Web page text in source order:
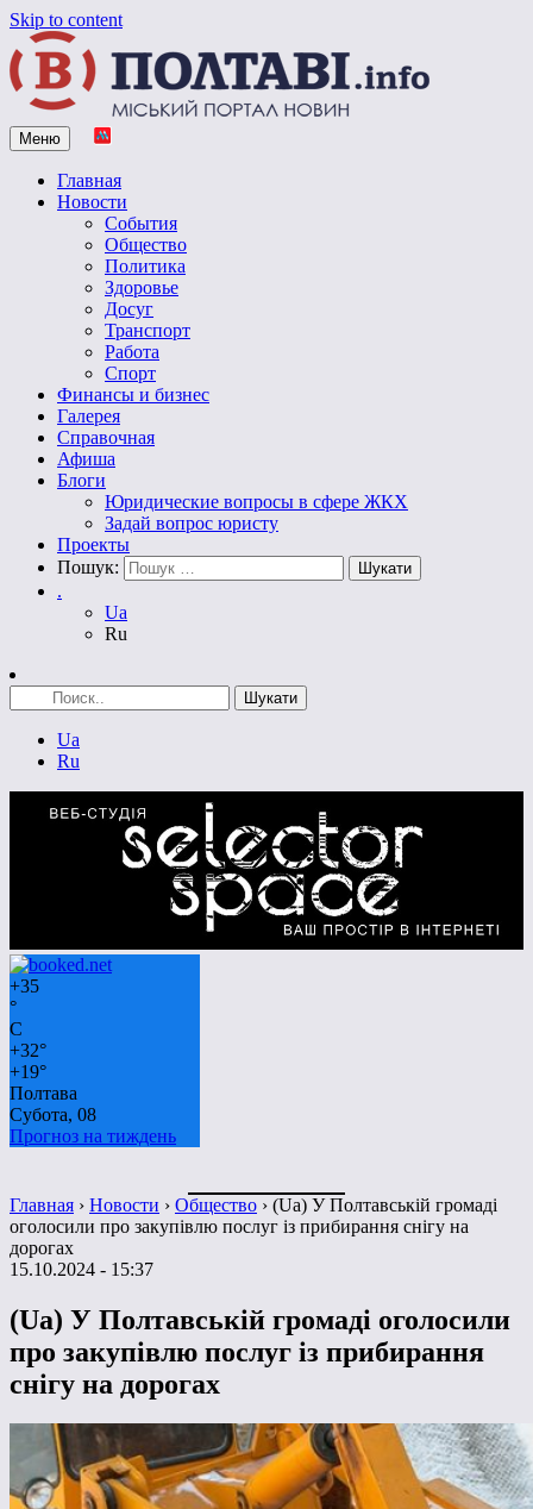
Skip to content
Vpoltave.info
Полтавский портал новостей
Меню
Главная
Новости
События
Общество
Политика
Здоровье
Досуг
Транспорт
Работа
Спорт
Финансы и бизнес
Галерея
Справочная
Афиша
Блоги
Юридические вопросы в сфере ЖКХ
Задай вопрос юристу
Проекты
Пошук:
.
Ua
Ru
Ua
Ru
+35
°
C
+32°
+19°
Полтава
Субота, 08
Прогноз на тиждень
Главная › Новости › Общество › (Ua) У Полтавській громаді
оголосили про закупівлю послуг із прибирання снігу на
дорогах
15.10.2024 - 15:37
(Ua) У Полтавській громаді оголосили
про закупівлю послуг із прибирання
снігу на дорогах